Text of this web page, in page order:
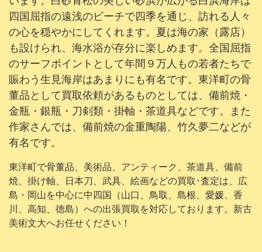
四国屈指の遠浅のビーチで四季を通じ、訪れる人々
の心を穏やかにしてくれます。夏は海の家（露店）
も設けられ、海水浴が存分に楽しめます。全国屈指
のサーフポイントとして年間９万人もの若者たちで
賑わう生見海岸はあまりにも有名です。東洋町の骨
董品として買取依頼があるものとしては、備前焼・
金瓶・銀瓶・刀剣類・掛軸・茶道具などです。また
作家さんでは、備前焼の金重陶陽、竹久夢二などが
有名です。
東洋町で骨董品、美術品、アンティーク、茶道具、備前
焼、掛け軸、日本刀、武具、絵画などの買取･査定は、広
島・岡山を中心に中四国（山口、鳥取、島根、愛媛、香
川、高知、徳島）への出張買取を対応しております。新古
美術文大へお任せください！